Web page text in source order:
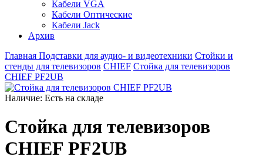
Кабели VGA
Кабели Оптические
Кабели Jack
Архив
Главная Подставки для аудио- и видеотехники Стойки и
стенды для телевизоров CHIEF Стойка для телевизоров
CHIEF PF2UB
Наличие: Есть на складе
Стойка для телевизоров
CHIEF PF2UB